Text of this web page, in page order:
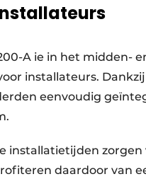
A ie in het midden-
installateurs. Dankzij
eenvoudig
installatietijden
daardoor van